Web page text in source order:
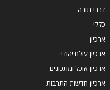
דברי תורה
כללי
ארכיון
ארכיון עולם יהודי
ארכיון אוכל ומתכונים
ארכיון חדשות התרבות